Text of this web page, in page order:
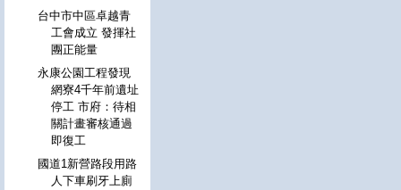
台中市中區卓越青
工會成立 發揮社
團正能量
永康公園工程發現
網寮4千年前遺址
停工 市府：待相
關計畫審核通過
即復工
國道1新營路段用路
人下車刷牙上廁